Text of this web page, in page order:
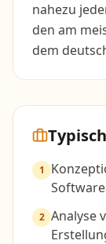
nahezu
den am
dem
1
2 Analyse